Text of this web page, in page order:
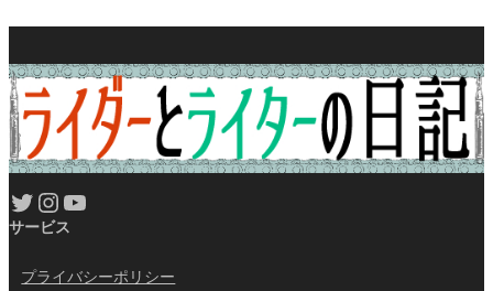
Twitter Instagram YouTube
サービス
プライバシーポリシー